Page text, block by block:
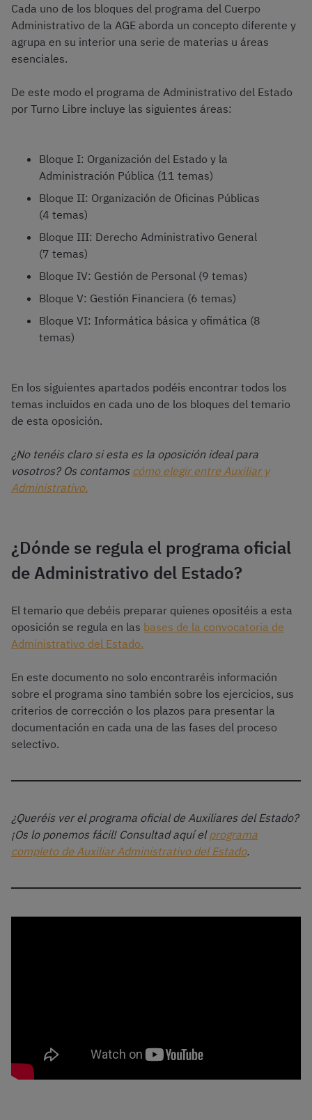
Cada uno de los bloques del programa del Cuerpo
Administrativo de la AGE aborda un concepto diferente y
agrupa en su interior una serie de materias u áreas
esenciales.
De este modo el programa de Administrativo del Estado
por Turno Libre incluye las siguientes áreas:
Bloque I: Organización del Estado y la
Administración Pública (11 temas)
Bloque II: Organización de Oficinas Públicas
(4 temas)
Bloque III: Derecho Administrativo General
(7 temas)
Bloque IV: Gestión de Personal (9 temas)
Bloque V: Gestión Financiera (6 temas)
Bloque VI: Informática básica y ofimática (8
temas)
En los siguientes apartados podéis encontrar todos los
temas incluidos en cada uno de los bloques del temario
de esta oposición.
¿No tenéis claro si esta es la oposición ideal para
vosotros? Os contamos cómo elegir entre Auxiliar y
Administrativo.
¿Dónde se regula el programa oficial
de Administrativo del Estado?
El temario que debéis preparar quienes opositéis a esta
oposición se regula en las bases de la convocatoria de
Administrativo del Estado.
En este documento no solo encontraréis información
sobre el programa sino también sobre los ejercicios, sus
criterios de corrección o los plazos para presentar la
documentación en cada una de las fases del proceso
selectivo.
¿Queréis ver el programa oficial de Auxiliares del Estado?
¡Os lo ponemos fácil! Consultad aquí elprograma
completo de Auxiliar Administrativo del Estado.